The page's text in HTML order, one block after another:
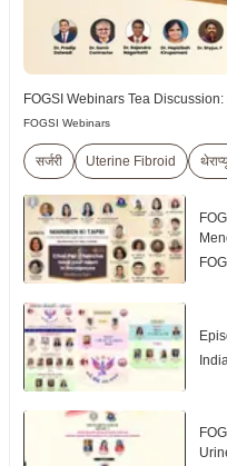
FOGSI Webinars Tea
FOGSI Webinars
सर्जरी Uterine Fibroid